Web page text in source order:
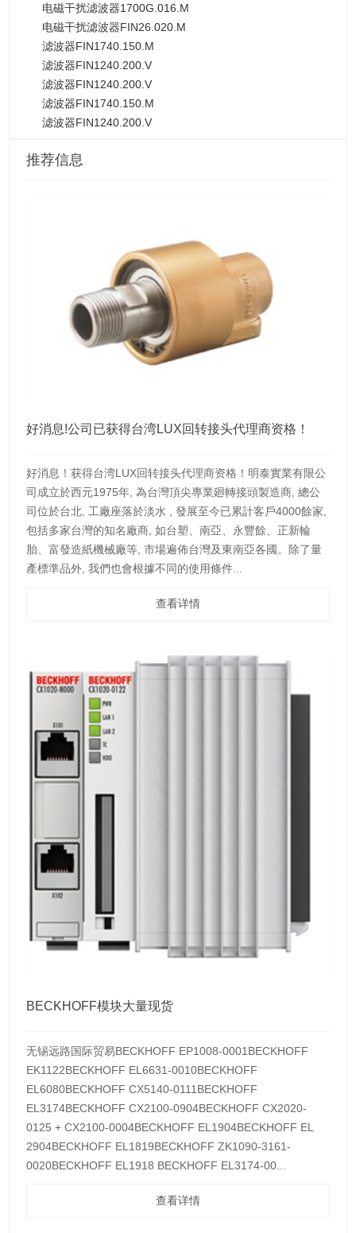
电磁干扰滤波器1700G.016.M
电磁干扰滤波器FIN26.020.M
滤波器FIN1740.150.M
滤波器FIN1240.200.V
滤波器FIN1240.200.V
滤波器FIN1740.150.M
滤波器FIN1240.200.V
推荐信息
好消息!公司已获得台湾LUX回转接头代理商资格！
好消息！获得台湾LUX回转接头代理商资格！明泰實業有限公
司成立於西元1975年, 為台灣頂尖專業廻轉接頭製造商, 總公
司位於台北, 工廠座落於淡水 , 發展至今已累計客戶4000餘家,
包括多家台灣的知名廠商, 如台塑、南亞、永豐餘、正新輪
胎、富發造紙機械廠等, 市場遍佈台灣及東南亞各國。除了量
產標準品外, 我們也會根據不同的使用條件...
查看详情
BECKHOFF模块大量现货
无锡远路国际贸易BECKHOFF EP1008-0001BECKHOFF
EK1122BECKHOFF EL6631-0010BECKHOFF
EL6080BECKHOFF CX5140-0111BECKHOFF
EL3174BECKHOFF CX2100-0904BECKHOFF CX2020-
0125 + CX2100-0004BECKHOFF EL1904BECKHOFF EL
2904BECKHOFF EL1819BECKHOFF ZK1090-3161-
0020BECKHOFF EL1918 BECKHOFF EL3174-00...
查看详情